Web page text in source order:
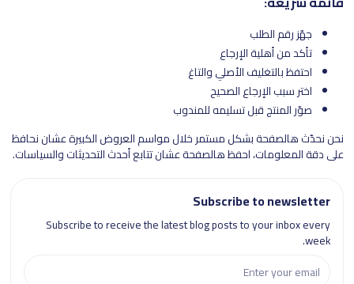
جهّز رقم الطلب
تأكد من أهلية الإرجاع
احتفظ بالتغليف الأصلي والتاغ
اختر سبب الإرجاع الصحيح
صوّر المنتج قبل تسليمه للمندوب
نحن نحدّث هالصفحة بشكل مستمر خلال مواسم العروض الكبيرة عشان نحافظ
على دقة المعلومات، احفظ هالصفحة عشان تتابع أحدث التحديثات والسياسات.
Subscribe to newsletter
Subscribe to receive the latest blog posts to your inbox every
week.